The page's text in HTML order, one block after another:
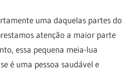
uma daquelas partes do
atenção a maior parte
essa pequena meia-lua
é uma pessoa saudável e